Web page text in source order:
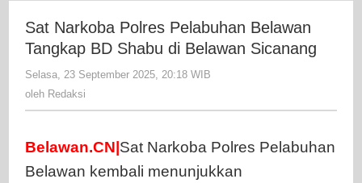
Polres
Pelabuhan
Tangkap
Belawan
Sicanang
Sat Narkoba Polres Pelabuhan Belawan
Tangkap BD Shabu di Belawan Sicanang
Selasa, 23 September 2025, 20:18 WIB
oleh Redaksi
Belawan.CN| Sat Narkoba Polres Pelabuhan
Belawan kembali menunjukkan